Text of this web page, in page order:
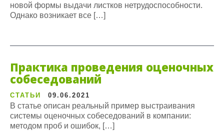
новой формы выдачи листков нетрудоспособности.
Однако возникает все […]
Практика проведения оценочных
собеседований
СТАТЬИ 09.06.2021
В статье описан реальный пример выстраивания
системы оценочных собеседований в компании:
методом проб и ошибок, […]